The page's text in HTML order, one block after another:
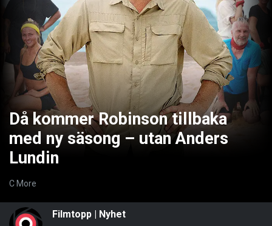
Då kommer Robinson tillbaka
med ny säsong – utan Anders
Lundin
C More
Filmtopp | Nyhet